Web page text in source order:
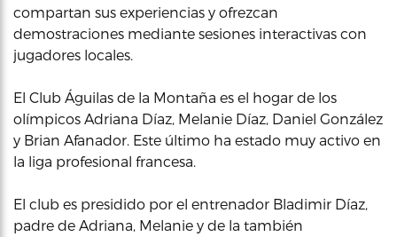
compartan sus experiencias y ofrezcan
demostraciones mediante sesiones interactivas con
jugadores locales.
El Club Águilas de la Montaña es el hogar de los
olímpicos Adriana Díaz, Melanie Díaz, Daniel González
y Brian Afanador. Este último ha estado muy activo en
la liga profesional francesa.
El club es presidido por el entrenador Bladimir Díaz,
padre de Adriana, Melanie y de la también